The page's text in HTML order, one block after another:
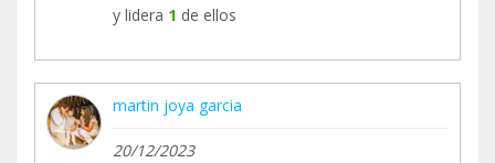
y lidera 1 de ellos
martin joya garcia
20/12/2023